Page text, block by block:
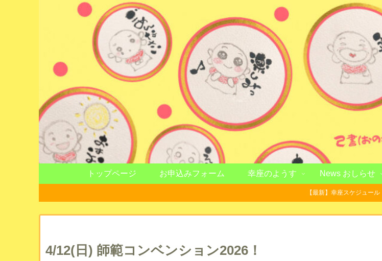
トップページ お申込みフォーム 幸座のようす News おしらせ
【最新】幸座スケジュール
4/12(日) 師範コンベンション2026！